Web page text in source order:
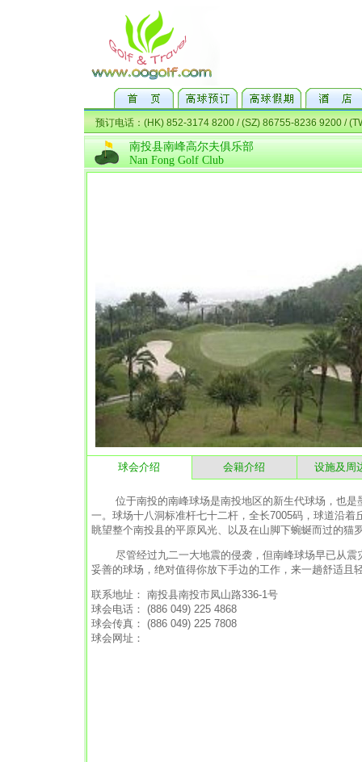
南投县南峰高尔夫俱乐部
Nan Fong Golf Club
球会介绍 会籍介绍 设施及周
位于南投的南峰球场是南投地区的新生代球场，也是
一。球场十八洞标准杆七十二杆，全长7005码，球道沿
眺望整个南投县的平原风光、以及在山脚下蜿蜒而过的猫
尽管经过九二一大地震的侵袭，但南峰球场早已从震
妥善的球场，绝对值得你放下手边的工作，来一趟舒适且
联系地址： 南投县南投市凤山路336-1号
球会电话： (886 049) 225 4868
球会传真： (886 049) 225 7808
球会网址：